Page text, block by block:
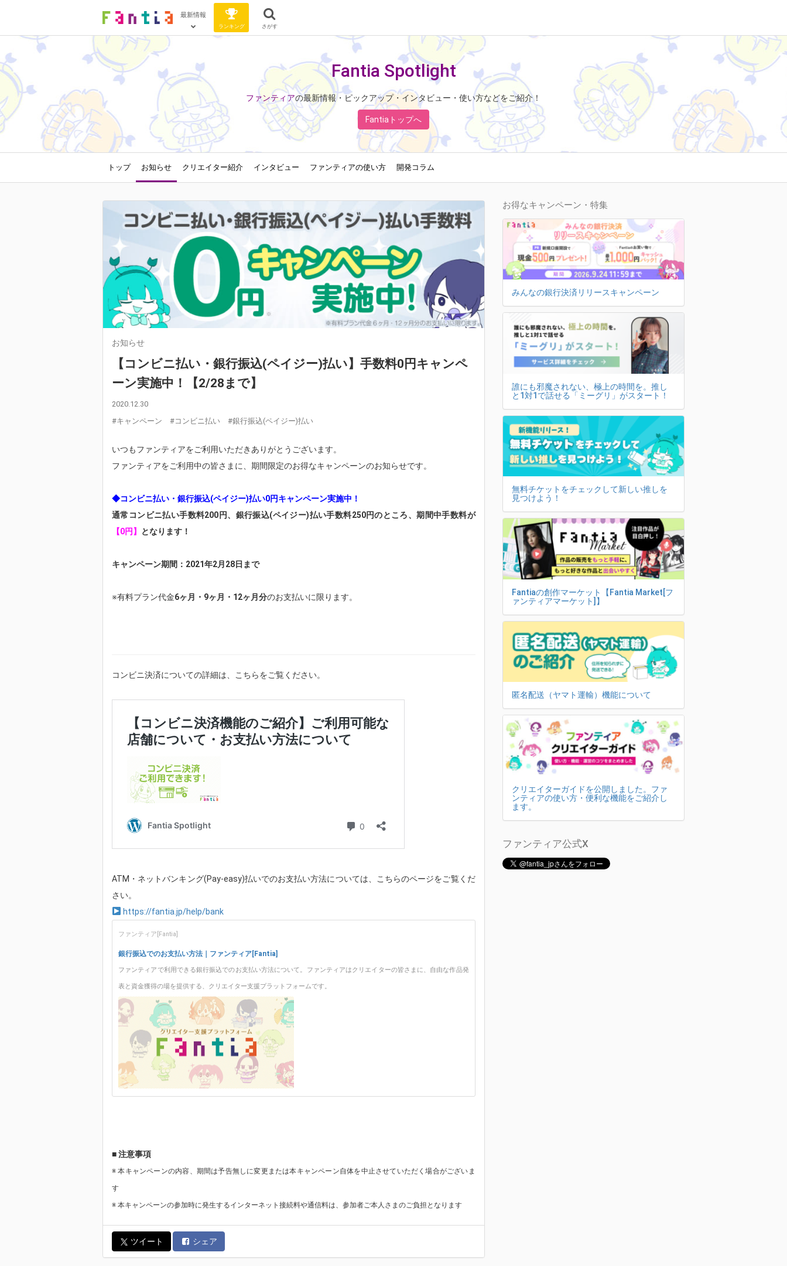
最新情報
ランキング さがす
Fantia Spotlight
ファンティアの最新情報・ピックアップ・インタビュー・使い方などをご紹介！
Fantiaトップへ
トップ お知らせ クリエイター紹介 インタビュー ファンティアの使い方 開発コラム
お知らせ
【コンビニ払い・銀行振込(ペイジー)払い】手数料0円キャンペ
ーン実施中！【2/28まで】
2020.12.30
#キャンペーン
#コンビニ払い #銀行振込(ペイジー)払い
いつもファンティアをご利用いただきありがとうございます。
ファンティアをご利用中の皆さまに、期間限定のお得なキャンペーンのお知らせです。
◆コンビニ払い・銀行振込(ペイジー)払い0円キャンペーン実施中！
通常コンビニ払い手数料200円、銀行振込(ペイジー)払い手数料250円のところ、期間中手数料が
【0円】
となります！
キャンペーン期間：2021年2月28日まで
※有料プラン代金6ヶ月・9ヶ月・12ヶ月分のお支払いに限ります。
コンビニ決済についての詳細は、こちらをご覧ください。
ATM・ネットバンキング(Pay-easy)払いでのお支払い方法については、こちらのページをご覧くだ
さい。
https://fantia.jp/help/bank
ファンティア[Fantia]
銀行振込でのお支払い方法｜ファンティア[Fantia]
ファンティアで利用できる銀行振込でのお支払い方法について。ファンティアはクリエイターの皆さまに、自由な作品発
表と資金獲得の場を提供する、クリエイター支援プラットフォームです。
■ 注意事項
※ 本キャンペーンの内容、期間は予告無しに変更または本キャンペーン自体を中止させていただく場合がございま
す
※ 本キャンペーンの参加時に発生するインターネット接続料や通信料は、参加者ご本人さまのご負担となります
ツイート シェア
お得なキャンペーン・特集
みんなの銀行決済リリースキャンペーン
誰にも邪魔されない、極上の時間を。推し
と1対1で話せる「ミーグリ」がスタート！
無料チケットをチェックして新しい推しを
見つけよう！
Fantiaの創作マーケット【Fantia Market[フ
ァンティアマーケット]】
匿名配送（ヤマト運輸）機能について
クリエイターガイドを公開しました。ファ
ンティアの使い方・便利な機能をご紹介し
ます。
ファンティア公式X